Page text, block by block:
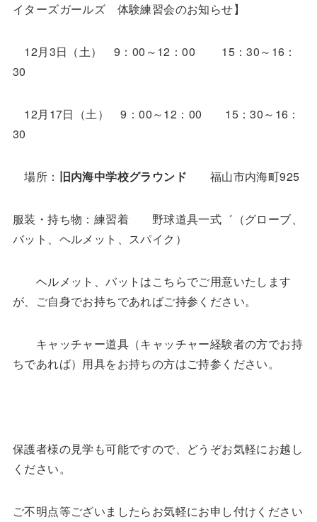
イターズガールズ 体験練習会のお知らせ】
12月3日（土） 9：00～12：00 15：30～16：
30
12月17日（土） 9：00～12：00 15：30～16：
30
場所： 旧内海中学校グラウンド 福山市内海町925
服装・持ち物：練習着 野球道具一式゛（グローブ、
バット、ヘルメット、スパイク）
ヘルメット、バットはこちらでご用意いたします
が、ご自身でお持ちであればご持参ください。
キャッチャー道具（キャッチャー経験者の方でお持
ちであれば）用具をお持ちの方はご持参ください。
保護者様の見学も可能ですので、どうぞお気軽にお越し
ください。
ご不明点等ございましたらお気軽にお申し付けください